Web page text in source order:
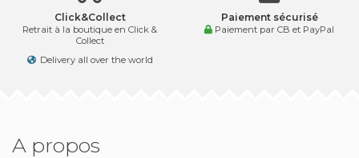
Click&Collect
Retrait à la boutique en Click &
Collect
Delivery all over the world
Paiement sécurisé
Paiement par CB et PayPal
A propos